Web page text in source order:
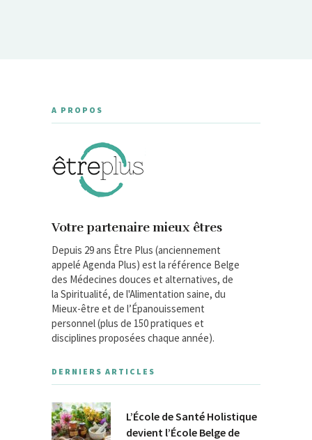
A PROPOS
Votre partenaire mieux êtres
Depuis 29 ans Être Plus (anciennement
appelé Agenda Plus) est la référence Belge
des Médecines douces et alternatives, de
la Spiritualité, de l'Alimentation saine, du
Mieux-être et de l’Épanouissement
personnel (plus de 150 pratiques et
disciplines proposées chaque année).
DERNIERS ARTICLES
L’École de Santé Holistique
devient l’École Belge de